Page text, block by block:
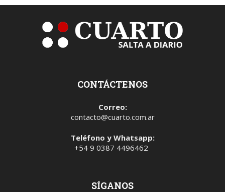
CONTÁCTENOS
Correo:
contacto@cuarto.com.ar
Teléfono y Whatsapp:
+54 9 0387 4496462
SÍGANOS